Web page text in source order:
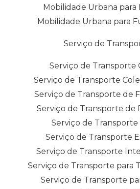
Mobilidade Urbana para
Mobilidade Urbana para
Serviço de
Serviço de Transporte
Serviço de Transporte
Serviço de Transporte de
Serviço de Transporte de
Serviço de Transporte
Serviço de Transporte
Serviço de Transporte
Serviço de Transporte para
Serviço de Transporte